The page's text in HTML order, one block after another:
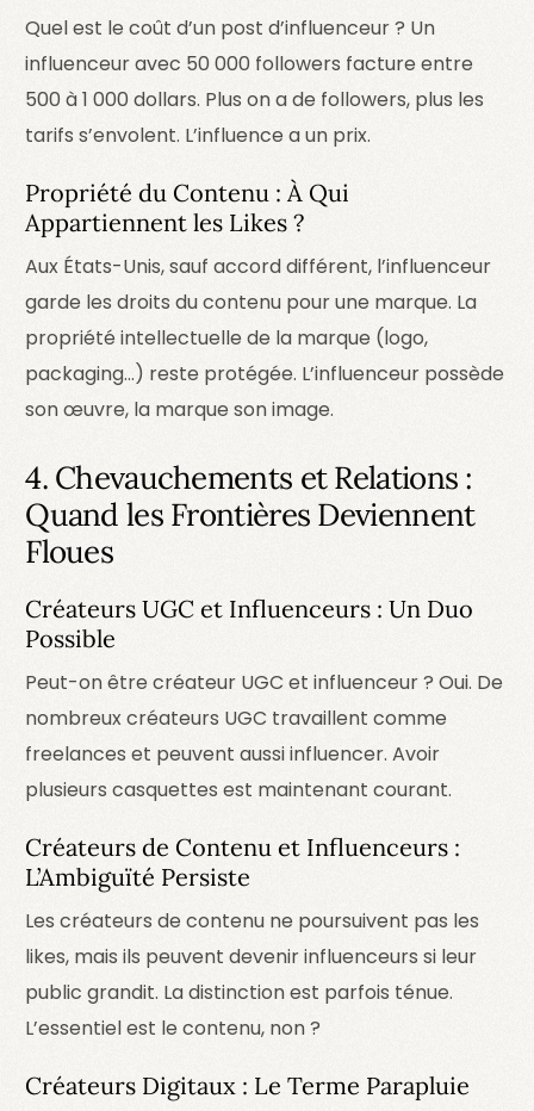
Quel est le coût d’un post d’influenceur ? Un
influenceur avec 50 000 followers facture entre
500 à 1 000 dollars. Plus on a de followers, plus les
tarifs s’envolent. L’influence a un prix.
Propriété du Contenu : À Qui
Appartiennent les Likes ?
Aux États-Unis, sauf accord différent, l’influenceur
garde les droits du contenu pour une marque. La
propriété intellectuelle de la marque (logo,
packaging…) reste protégée. L’influenceur possède
son œuvre, la marque son image.
4. Chevauchements et Relations :
Quand les Frontières Deviennent
Floues
Créateurs UGC et Influenceurs : Un Duo
Possible
Peut-on être créateur UGC et influenceur ? Oui. De
nombreux créateurs UGC travaillent comme
freelances et peuvent aussi influencer. Avoir
plusieurs casquettes est maintenant courant.
Créateurs de Contenu et Influenceurs :
L’Ambiguïté Persiste
Les créateurs de contenu ne poursuivent pas les
likes, mais ils peuvent devenir influenceurs si leur
public grandit. La distinction est parfois ténue.
L’essentiel est le contenu, non ?
Créateurs Digitaux : Le Terme Parapluie